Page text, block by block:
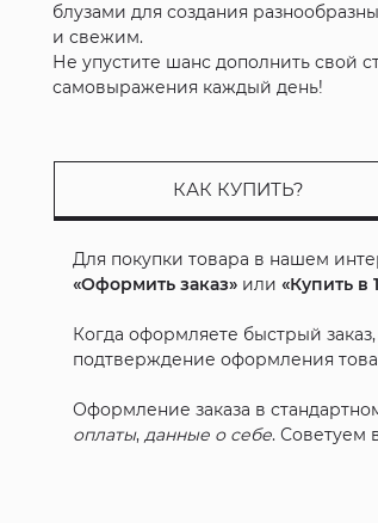
блузами для создания
и свежим.
Не упустите шанс дополнить свой
самовыражения каждый день!
КАК КУПИТЬ?
Для покупки товара в нашем
«Оформить заказ» или«Купить в
Когда оформляете быстрый
подтверждение оформления
Оформление заказа в
оплаты,данные о себе. Советуем